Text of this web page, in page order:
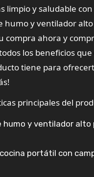
limpio y saludable con
humo y ventilador
compra ahora y
los beneficios que
tiene para
principales del
humo y ventilador alto
portátil con